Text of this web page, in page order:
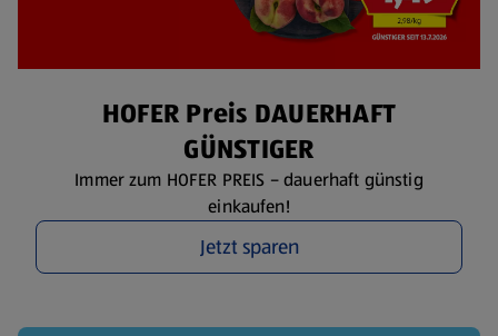
HOFER Preis DAUERHAFT
GÜNSTIGER
Immer zum HOFER PREIS – dauerhaft günstig
einkaufen!
Jetzt sparen